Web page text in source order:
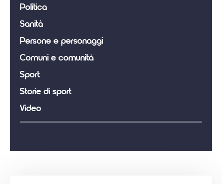
Politica
Sanità
Persone e personaggi
Comuni e comunità
Sport
Storie di sport
Video